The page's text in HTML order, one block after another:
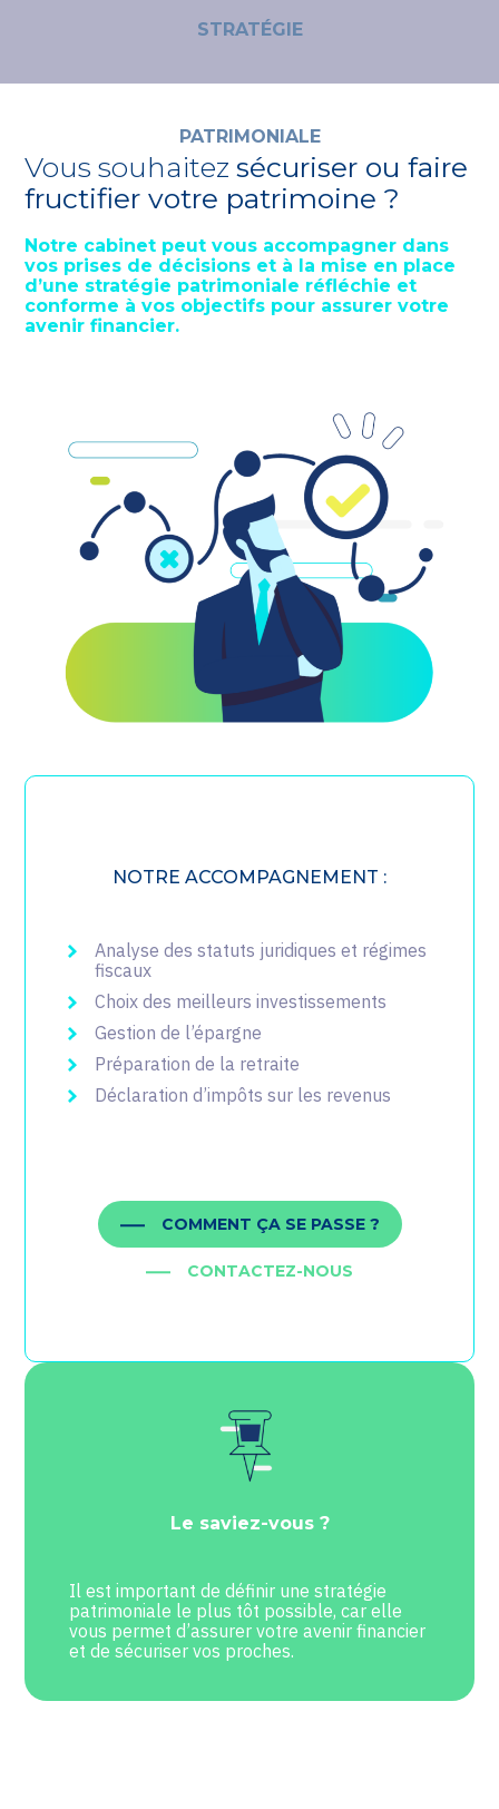
STRATÉGIE
PATRIMONIALE
Vous souhaitezsécuriser ou faire
fructifier votre patrimoine ?
Notre cabinet peut vous accompagner dans
vos prises de décisions et à la mise en place
d’une stratégie patrimoniale réfléchie et
conforme à vos objectifs pour assurer votre
avenir financier.
NOTRE ACCOMPAGNEMENT :
Analyse des statuts juridiques et régimes
fiscaux
Choix des meilleurs investissements
Gestion de l’épargne
Préparation de la retraite
Déclaration d’impôts sur les revenus
COMMENT ÇA SE PASSE ?
CONTACTEZ-NOUS
Le saviez-vous ?
Il est important de définir une stratégie
patrimoniale le plus tôt possible, car elle
vous permet d’assurer votre avenir financier
et de sécuriser vos proches.